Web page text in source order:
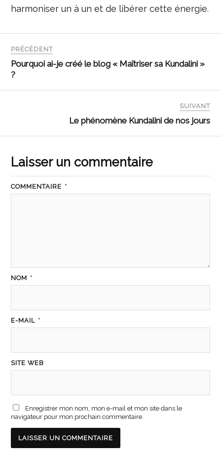
harmoniser un à un et de libérer cette énergie.
PRÉCÉDENT
Pourquoi ai-je créé le blog « Maîtriser sa Kundalini »
?
SUIVANT
Le phénomène Kundalini de nos jours
Laisser un commentaire
COMMENTAIRE *
NOM *
E-MAIL *
SITE WEB
Enregistrer mon nom, mon e-mail et mon site dans le
navigateur pour mon prochain commentaire.